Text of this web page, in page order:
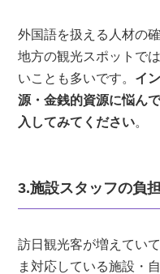
外国語を扱える人材の
地方の観光スポットで
いことも多いです。 イ
源・金銭的資源に悩ん
入してみてください。
3.施設スタッフの負
訪日観光客が増えてい
ま対応している施設・